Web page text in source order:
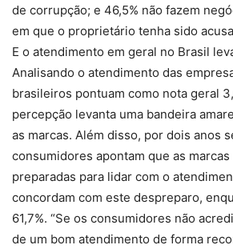
de corrupção; e 46,5% não fazem
em que o proprietário tenha sido
E o atendimento em geral no Brasil
Analisando o atendimento das
brasileiros pontuam como nota geral
percepção levanta uma bandeira
as marcas. Além disso, por dois anos
consumidores apontam que as marcas
preparadas para lidar com o
concordam com este despreparo,
61,7%. “Se os consumidores não
de um bom atendimento de forma